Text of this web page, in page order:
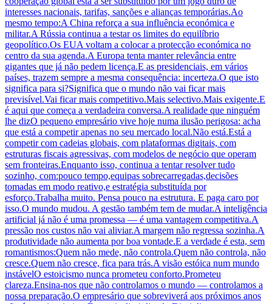
interesses nacionais, tarifas, sanções e alianças temporárias.Ao
mesmo tempo:A China reforça a sua influência económica e
militar.A Rússia continua a testar os limites do equilíbrio
geopolítico.Os EUA voltam a colocar a protecção económica no
centro da sua agenda.A Europa tenta manter relevância entre
gigantes que já não pedem licença.E as presidenciais, em vários
países, trazem sempre a mesma consequência: incerteza.O que isto
significa para si?Significa que o mundo não vai ficar mais
previsível.Vai ficar mais competitivo.Mais selectivo.Mais exigente.E
é aqui que começa a verdadeira conversa.A realidade que ninguém
lhe dizO pequeno empresário vive hoje numa ilusão perigosa: acha
que está a competir apenas no seu mercado local.Não está.Está a
competir com cadeias globais, com plataformas digitais, com
estruturas fiscais agressivas, com modelos de negócio que operam
sem fronteiras.Enquanto isso, continua a tentar resolver tudo
sozinho, com:pouco tempo,equipas sobrecarregadas,decisões
tomadas em modo reativo,e estratégia substituída por
esforço.Trabalha muito. Pensa pouco na estrutura. E paga caro por
isso.O mundo mudou. A gestão também tem de mudar.A inteligência
artificial já não é uma promessa — é uma vantagem competitiva.A
pressão nos custos não vai aliviar.A margem não regressa sozinha.A
produtividade não aumenta por boa vontade.E a verdade é esta, sem
romantismos:Quem não mede, não controla.Quem não controla, não
cresce.Quem não cresce, fica para trás.A visão estóica num mundo
instávelO estoicismo nunca prometeu conforto.Prometeu
clareza.Ensina-nos que não controlamos o mundo — controlamos a
nossa preparação.O empresário que sobreviverá aos próximos anos